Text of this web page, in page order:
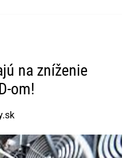
na zníženie
om!